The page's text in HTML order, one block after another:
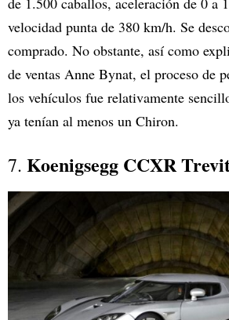
velocidad punta de 380 km/h. Se
comprado. No obstante, así como
de ventas Anne Bynat, el proceso de
los vehículos fue relativamente
ya tenían al menos un Chiron.
7. Koenigsegg CCXR